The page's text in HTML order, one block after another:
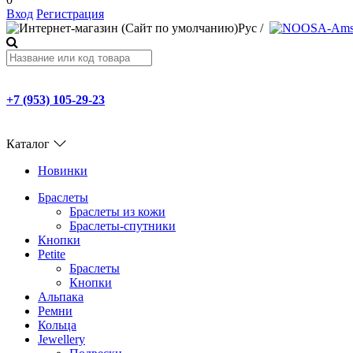
Вход Регистрация
Рус /
+7 (953) 105-29-23
Каталог
Новинки
Браслеты
Браслеты из кожи
Браслеты-спутники
Кнопки
Petite
Браслеты
Кнопки
Альпака
Ремни
Кольца
Jewellery